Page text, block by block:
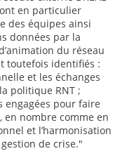
en particulier
des équipes ainsi
données par la
du réseau
toutefois identifiés :
et les échanges
politique RNT ;
engagées pour faire
nombre comme en
et l’harmonisation
de crise."